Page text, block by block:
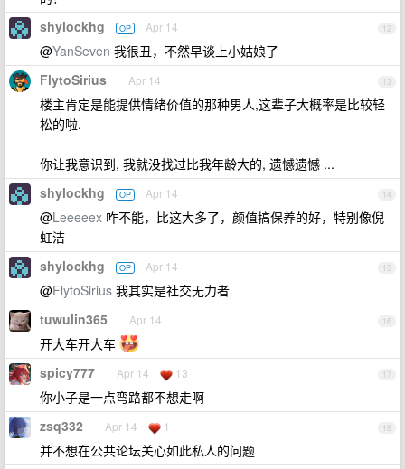
12
shylockhg OP Apr 14
@YanSeven 我很丑，不然早谈上小姑娘了
13
FlytoSirius Apr 14
楼主肯定是能提供情绪价值的那种男人,这辈子大概率是比较轻
松的啦.
你让我意识到, 我就没找过比我年龄大的, 遗憾遗憾 ...
14
shylockhg OP Apr 14
@Leeeeex 咋不能，比这大多了，颜值搞保养的好，特别像倪
虹洁
15
shylockhg OP Apr 14
@FlytoSirius 我其实是社交无力者
16
tuwulin365 Apr 14
开大车开大车
17
spicy777 Apr 14 13
你小子是一点弯路都不想走啊
18
zsq332 Apr 14 1
并不想在公共论坛关心如此私人的问题